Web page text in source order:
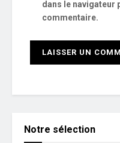
dans le navigateur
commentaire.
Notre sélection